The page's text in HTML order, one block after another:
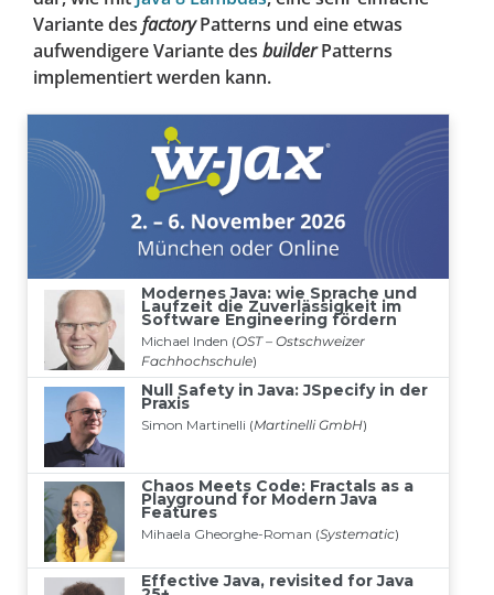
Variante des factoryPatterns und eine etwas
aufwendigere Variante des builderPatterns
implementiert werden kann.